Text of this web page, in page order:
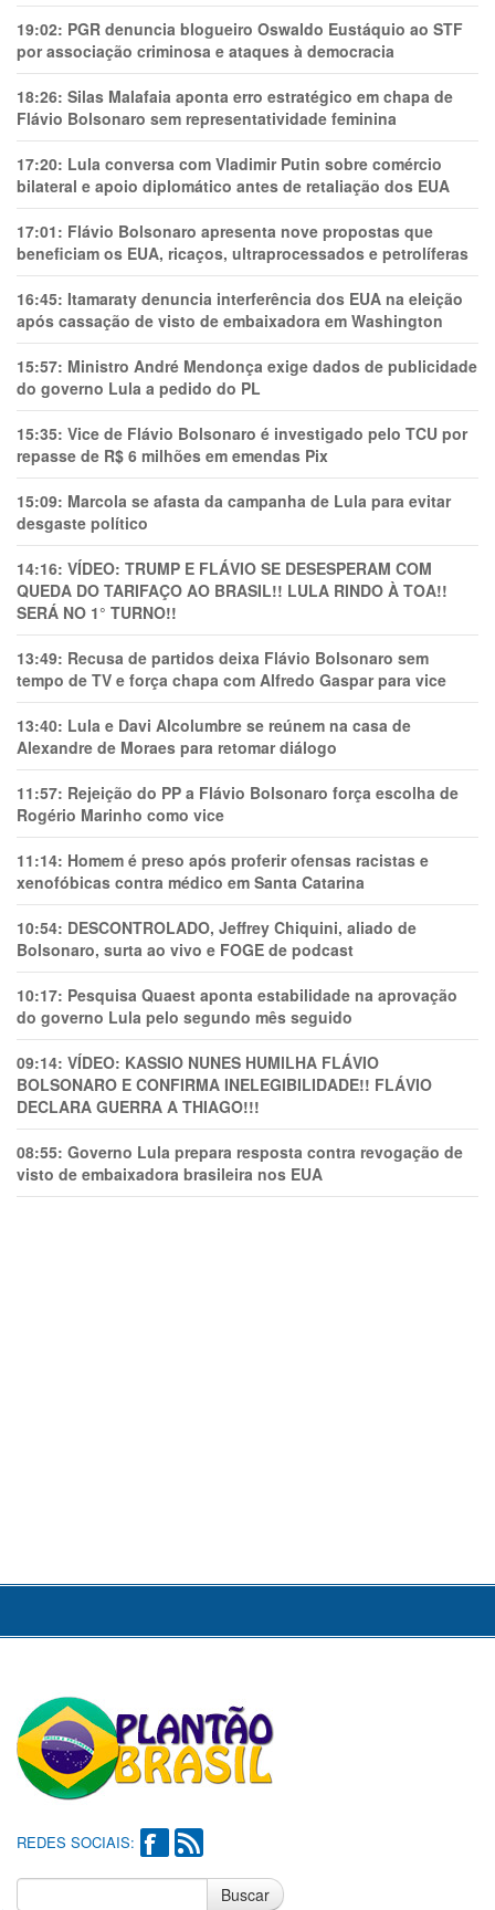
19:02: PGR denuncia blogueiro Oswaldo Eustáquio ao STF
por associação criminosa e ataques à democracia
18:26: Silas Malafaia aponta erro estratégico em chapa de
Flávio Bolsonaro sem representatividade feminina
17:20: Lula conversa com Vladimir Putin sobre comércio
bilateral e apoio diplomático antes de retaliação dos EUA
17:01: Flávio Bolsonaro apresenta nove propostas que
beneficiam os EUA, ricaços, ultraprocessados e petrolíferas
16:45: Itamaraty denuncia interferência dos EUA na eleição
após cassação de visto de embaixadora em Washington
15:57: Ministro André Mendonça exige dados de publicidade
do governo Lula a pedido do PL
15:35: Vice de Flávio Bolsonaro é investigado pelo TCU por
repasse de R$ 6 milhões em emendas Pix
15:09: Marcola se afasta da campanha de Lula para evitar
desgaste político
14:16: VÍDEO: TRUMP E FLÁVIO SE DESESPERAM COM
QUEDA DO TARIFAÇO AO BRASIL!! LULA RINDO À TOA!!
SERÁ NO 1° TURNO!!
13:49: Recusa de partidos deixa Flávio Bolsonaro sem
tempo de TV e força chapa com Alfredo Gaspar para vice
13:40: Lula e Davi Alcolumbre se reúnem na casa de
Alexandre de Moraes para retomar diálogo
11:57: Rejeição do PP a Flávio Bolsonaro força escolha de
Rogério Marinho como vice
11:14: Homem é preso após proferir ofensas racistas e
xenofóbicas contra médico em Santa Catarina
10:54: DESCONTROLADO, Jeffrey Chiquini, aliado de
Bolsonaro, surta ao vivo e FOGE de podcast
10:17: Pesquisa Quaest aponta estabilidade na aprovação
do governo Lula pelo segundo mês seguido
09:14: VÍDEO: KASSIO NUNES HUMlLHA FLÁVIO
BOLSONARO E CONFIRMA INELEGIBILIDADE!! FLÁVIO
DECLARA GUERRA A THIAGO!!!
08:55: Governo Lula prepara resposta contra revogação de
visto de embaixadora brasileira nos EUA
REDES SOCIAIS:
Buscar